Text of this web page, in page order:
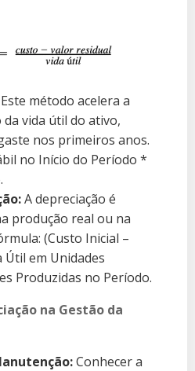
Este método acelera a
vida útil do ativo,
nos primeiros anos.
no Início do Período *
A depreciação é
produção real ou na
(Custo Inicial –
Útil em Unidades
Produzidas no Período.
na Gestão da
Conhecer a